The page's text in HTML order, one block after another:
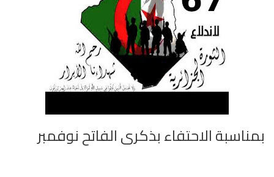
بمناسبة الاحتفاء بذكرى الفاتح نوفمبر